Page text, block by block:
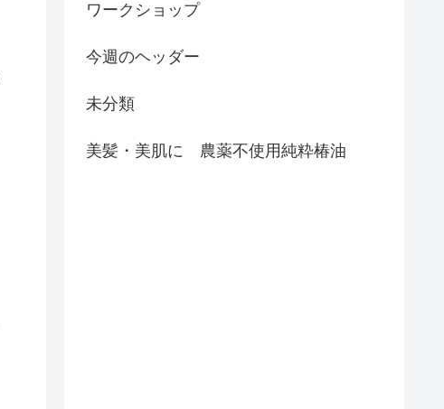
ワークショップ
今週のヘッダー
未分類
美髪・美肌に 農薬不使用純粋椿油